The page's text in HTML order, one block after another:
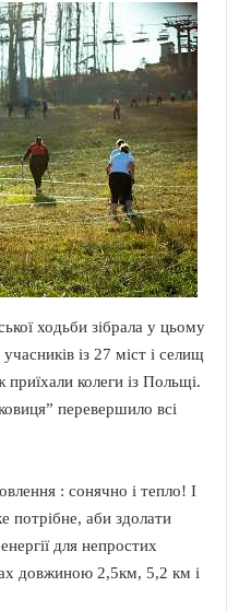
ходьби зібрала у цьому
із 27 міст і селищ
колеги із Польщі.
перевершило всі
: сонячно і тепло! І
потрібне, аби здолати
для непростих
довжиною 2,5км, 5,2 км і